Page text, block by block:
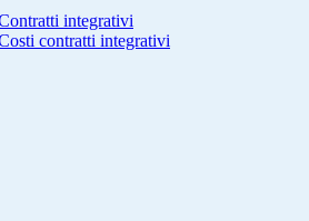
integrativi
contratti integrativi